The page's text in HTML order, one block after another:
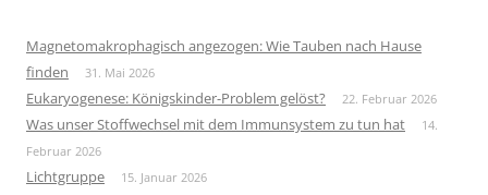
Magnetomakrophagisch angezogen: Wie Tauben nach Hause
finden
31. Mai 2026
Eukaryogenese: Königskinder-Problem gelöst? 22. Februar 2026
Was unser Stoffwechsel mit dem Immunsystem zu tun hat
14.
Februar 2026
Lichtgruppe 15. Januar 2026